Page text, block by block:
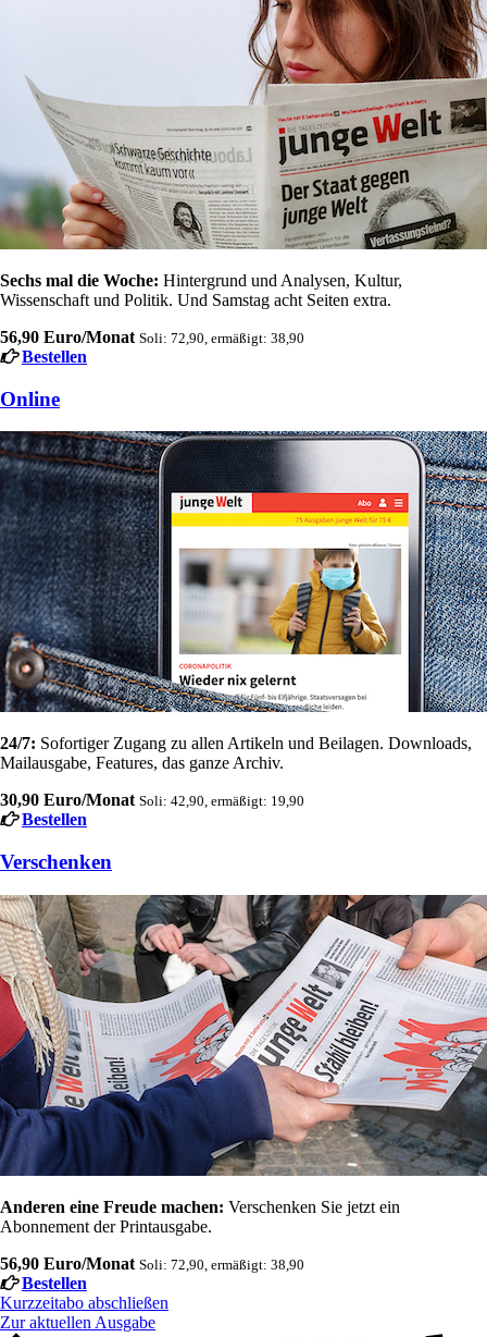
Sechs mal die Woche: Hintergrund und Analysen, Kultur,
Wissenschaft und Politik. Und Samstag acht Seiten extra.
56,90 Euro/Monat Soli: 72,90, ermäßigt: 38,90
Bestellen
Online
24/7: Sofortiger Zugang zu allen Artikeln und Beilagen. Downloads,
Mailausgabe, Features, das ganze Archiv.
30,90 Euro/Monat Soli: 42,90, ermäßigt: 19,90
Bestellen
Verschenken
Anderen eine Freude machen: Verschenken Sie jetzt ein
Abonnement der Printausgabe.
56,90 Euro/Monat Soli: 72,90, ermäßigt: 38,90
Bestellen
Kurzzeitabo abschließen
Zur aktuellen Ausgabe